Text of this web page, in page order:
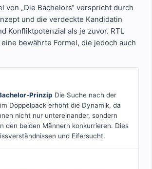
von „Die Bachelors“ verspricht durch
und die verdeckte Kandidatin
Konfliktpotenzial als je zuvor. RTL
bewährte Formel, die jedoch auch
Prinzip Die Suche nach der
Doppelpack erhöht die Dynamik, da
nicht nur untereinander, sondern
den beiden Männern konkurrieren. Dies
und Eifersucht.